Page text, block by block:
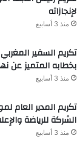
لإنجازاته
منذ 3 أسابيع
تكريم السفير
بخطابه المتميز عن
منذ 3 أسابيع
تكريم المدير العام
الشركة للرياضة
منذ 3 أسابيع